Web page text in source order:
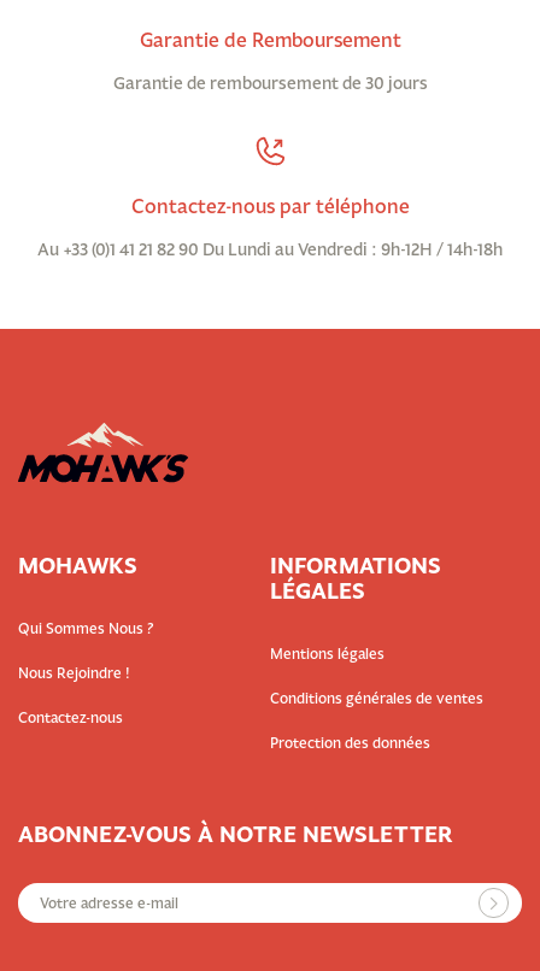
Garantie de Remboursement
Garantie de remboursement de 30 jours
Contactez-nous par téléphone
Au +33 (0)1 41 21 82 90 Du Lundi au Vendredi : 9h-12H / 14h-18h
MOHAWKS
Qui Sommes Nous ?
Nous Rejoindre !
Contactez-nous
INFORMATIONS
LÉGALES
Mentions légales
Conditions générales de ventes
Protection des données
ABONNEZ-VOUS À NOTRE NEWSLETTER